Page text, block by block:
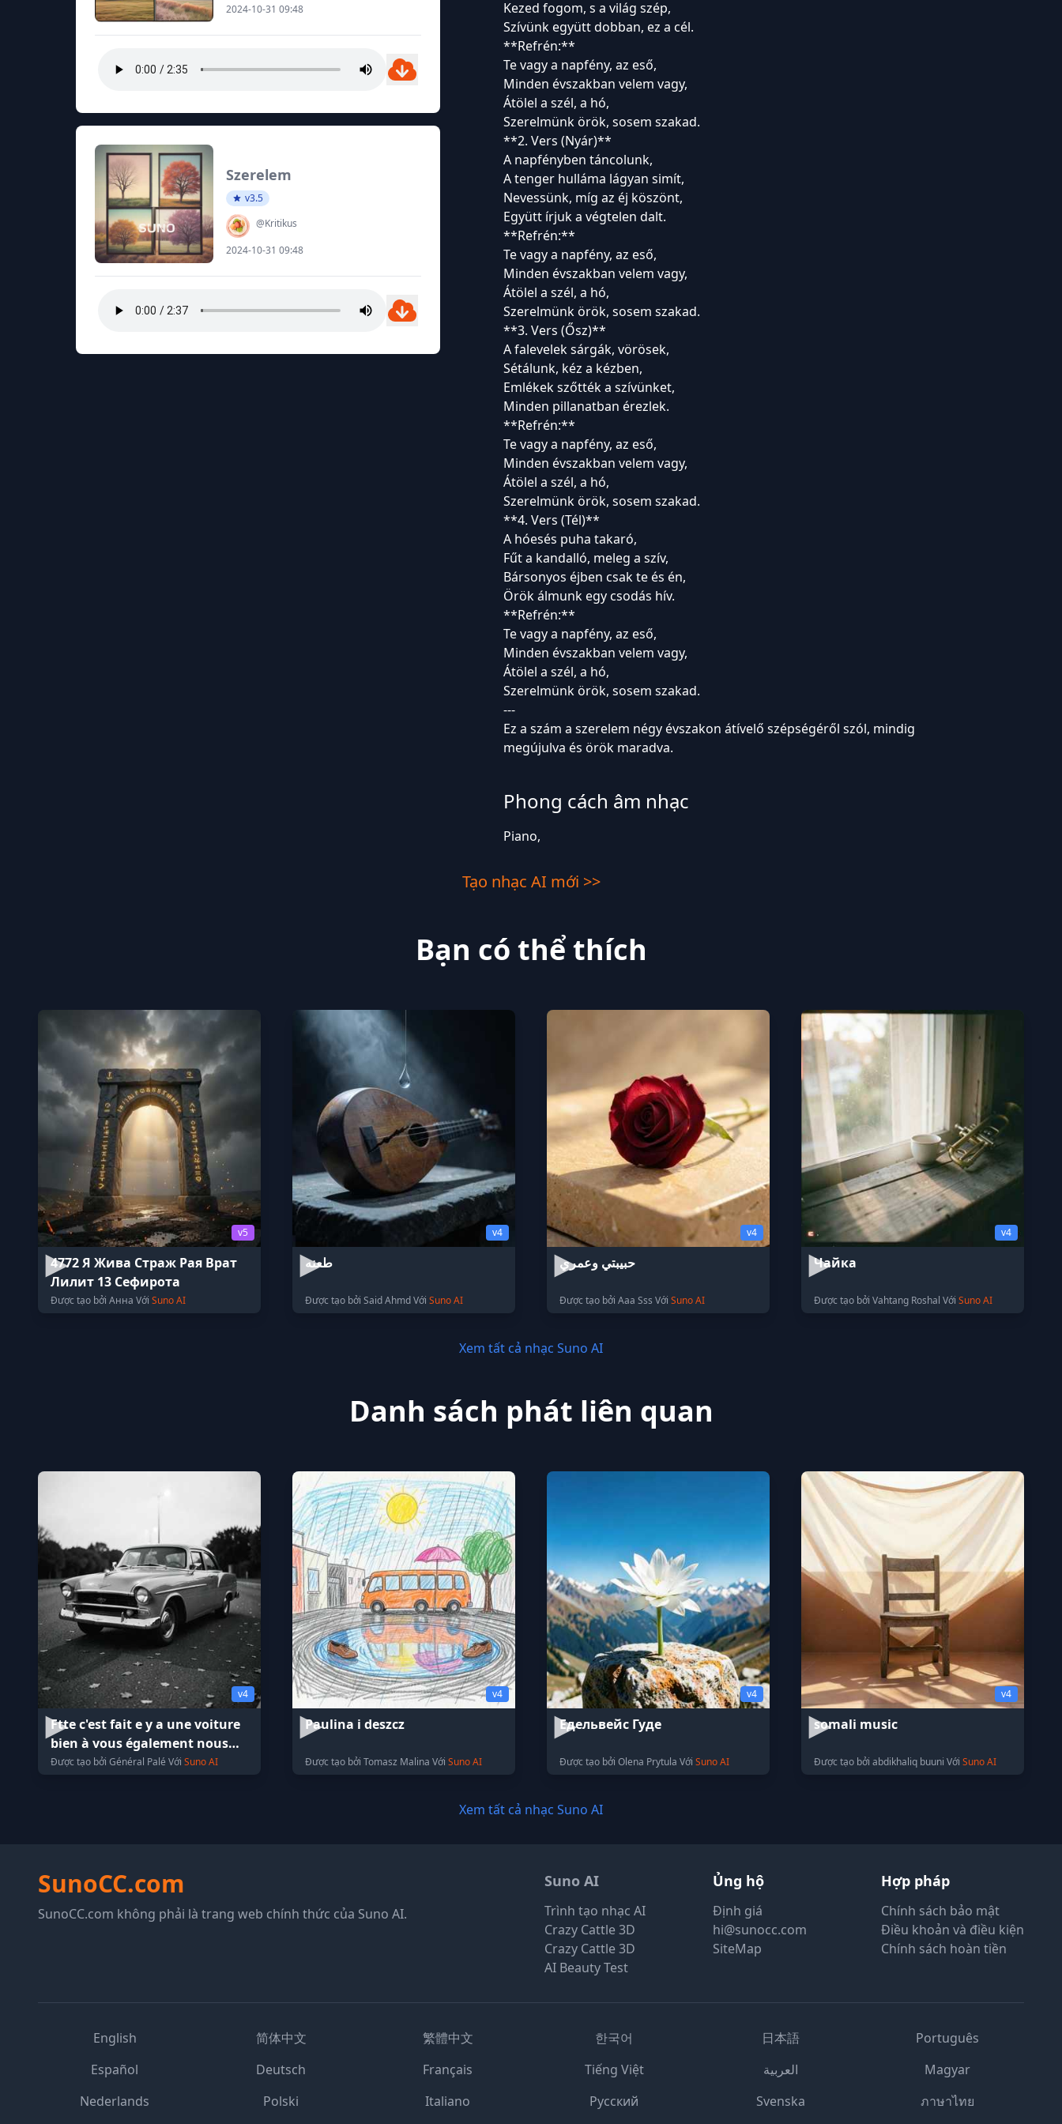
2024-10-31 09:48
Szerelem
v3.5
@Kritikus
2024-10-31 09:48
Kezed fogom, s a világ szép,
Szívünk együtt dobban, ez a cél.
**Refrén:**
Te vagy a napfény, az eső,
Minden évszakban velem vagy,
Átölel a szél, a hó,
Szerelmünk örök, sosem szakad.
**2. Vers (Nyár)**
A napfényben táncolunk,
A tenger hulláma lágyan simít,
Nevessünk, míg az éj köszönt,
Együtt írjuk a végtelen dalt.
**Refrén:**
Te vagy a napfény, az eső,
Minden évszakban velem vagy,
Átölel a szél, a hó,
Szerelmünk örök, sosem szakad.
**3. Vers (Ősz)**
A falevelek sárgák, vörösek,
Sétálunk, kéz a kézben,
Emlékek szőtték a szívünket,
Minden pillanatban érezlek.
**Refrén:**
Te vagy a napfény, az eső,
Minden évszakban velem vagy,
Átölel a szél, a hó,
Szerelmünk örök, sosem szakad.
**4. Vers (Tél)**
A hóesés puha takaró,
Fűt a kandalló, meleg a szív,
Bársonyos éjben csak te és én,
Örök álmunk egy csodás hív.
**Refrén:**
Te vagy a napfény, az eső,
Minden évszakban velem vagy,
Átölel a szél, a hó,
Szerelmünk örök, sosem szakad.
---
Ez a szám a szerelem négy évszakon átívelő szépségéről szól, mindig
megújulva és örök maradva.
Phong cách âm nhạc
Piano,
Tạo nhạc AI mới >>
Bạn có thể thích
v5
4772 Я Жива Страж Рая Врат
Лилит 13 Сефирота
Được tạo bởi Анна Với Suno AI
v4
طعنه
Được tạo bởi Said Ahmd Với Suno AI
v4
حبيبتي وعمري
Được tạo bởi Aaa Sss Với Suno AI
v4
Чайка
Được tạo bởi Vahtang Roshal Với Suno AI
Xem tất cả nhạc Suno AI
Danh sách phát liên quan
v4
Ftte c'est fait e y a une voiture
bien à vous également nous
envoyer le plafond
Được tạo bởi Général Palé Với Suno AI
v4
Paulina i deszcz
Được tạo bởi Tomasz Malina Với Suno AI
v4
Едельвейс Гуде
Được tạo bởi Olenа Prytula Với Suno AI
v4
somali music
Được tạo bởi abdikhaliq buuni Với Suno AI
Xem tất cả nhạc Suno AI
SunoCC.com
SunoCC.com không phải là trang web chính thức của Suno AI.
Suno AI
Trình tạo nhạc AI
Crazy Cattle 3D
Crazy Cattle 3D
AI Beauty Test
Ủng hộ
Định giá
hi@sunocc.com
SiteMap
Hợp pháp
Chính sách bảo mật
Điều khoản và điều kiện
Chính sách hoàn tiền
English 简体中文 繁體中文 한국어 日本語
Português
Español
Deutsch Français Tiếng Việt العربية
Magyar
Nederlands
Polski Italiano Русский Svenska ภาษาไทย